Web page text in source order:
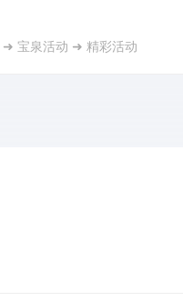
➜ 宝泉活动 ➜ 精彩活动